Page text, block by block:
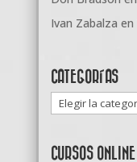
Ivan Zabalza en
CATEGORÍAS
Categorías
CURSOS ONLINE